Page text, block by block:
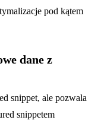
pod kątem
dane z
snippet, ale pozwala
snippetem